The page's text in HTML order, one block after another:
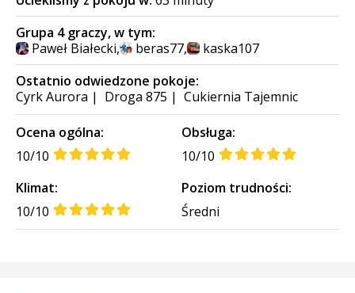
Grupa 4 graczy, w tym:
Paweł Białecki, beras77,
kaska107
Ostatnio odwiedzone pokoje:
Cyrk Aurora | Droga 875 | Cukiernia Tajemnic
Ocena ogólna:
10/10
Obsługa:
10/10
Klimat:
10/10
Poziom trudności:
Średni